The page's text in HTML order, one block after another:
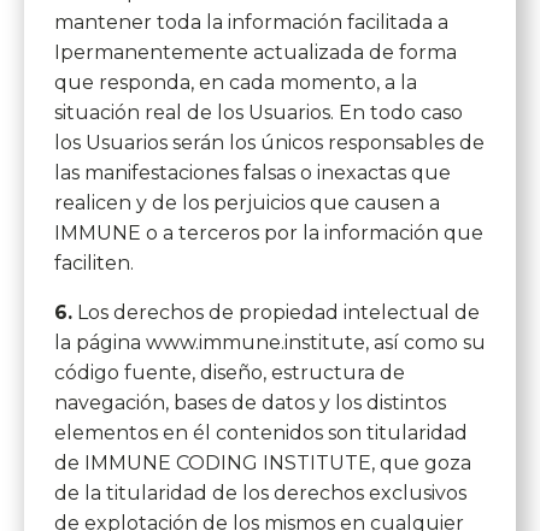
mantener toda la información facilitada a
Ipermanentemente actualizada de forma
que responda, en cada momento, a la
situación real de los Usuarios. En todo caso
los Usuarios serán los únicos responsables de
las manifestaciones falsas o inexactas que
realicen y de los perjuicios que causen a
IMMUNE o a terceros por la información que
faciliten.
6. Los derechos de propiedad intelectual de
la página www.immune.institute, así como su
código fuente, diseño, estructura de
navegación, bases de datos y los distintos
elementos en él contenidos son titularidad
de IMMUNE CODING INSTITUTE, que goza
de la titularidad de los derechos exclusivos
de explotación de los mismos en cualquier